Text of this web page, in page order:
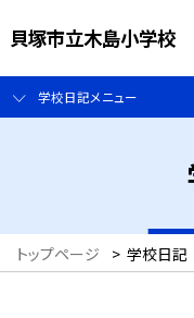
貝塚市立木島小学校
学校日記メニュー
トップページ > 学校日記